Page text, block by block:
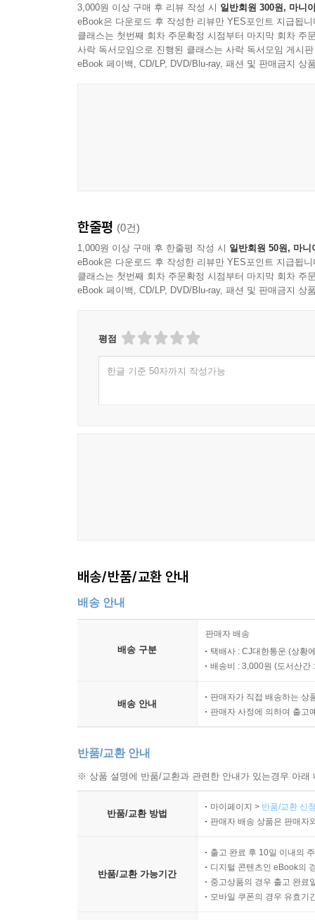
3,000원 이상 구매 후 리뷰 작성 시 일반회원 300원, 마니
eBook은 다운로드 후 작성한 리뷰만 YES포인트 지급됩니
클래스는 첫번째 회차 주문확정 시점부터 마지막 회차 주
사락 독서모임으로 진행된 클래스는 사락 독서모임 게시
eBook 페이백, CD/LP, DVD/Blu-ray, 패션 및 판매금지 상
한줄평 (0건)
1,000원 이상 구매 후 한줄평 작성 시 일반회원 50원, 마니
eBook은 다운로드 후 작성한 리뷰만 YES포인트 지급됩니
클래스는 첫번째 회차 주문확정 시점부터 마지막 회차 주
eBook 페이백, CD/LP, DVD/Blu-ray, 패션 및 판매금지 상
평점
한글 기준 50자까지 작성가능
배송/반품/교환 안내
배송 안내
배송 구분
판매자 배송
택배사 : CJ대한통운 (상황
배송비 : 3,000원 (도서산간
배송 안내
판매자가 직접 배송하는 상
판매자 사정에 의하여 출고
반품/교환 안내
※ 상품 설명에 반품/교환과 관련한 안내가 있는경우 아
반품/교환 방법
마이페이지 > 반품/교환 신
판매자 배송 상품은 판매자
반품/교환 가능기간
출고 완료 후 10일 이내의
디지털 콘텐츠인 eBook의
중고상품의 경우 출고 완료
모바일 쿠폰의 경우 유효기